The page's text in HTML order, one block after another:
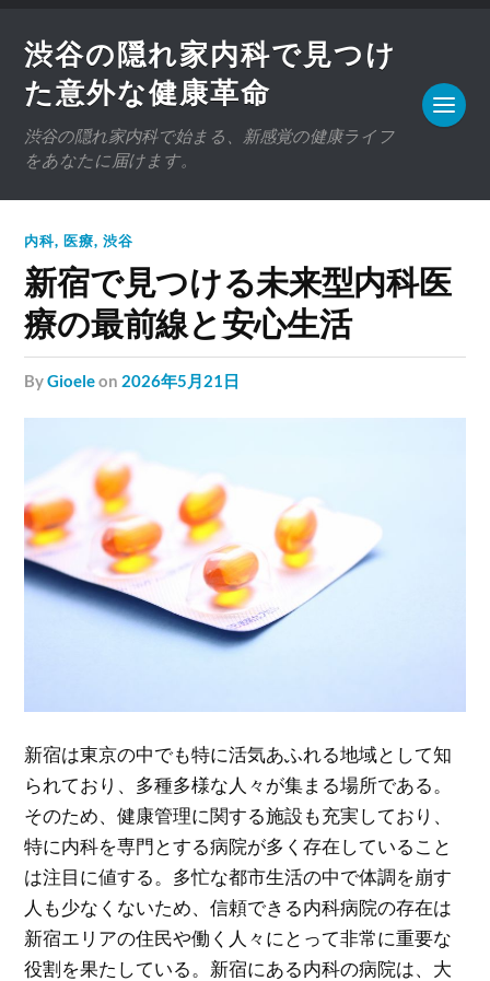
渋谷の隠れ家内科で見つけ
た意外な健康革命
渋谷の隠れ家内科で始まる、新感覚の健康ライフ
をあなたに届けます。
内科, 医療,渋谷
新宿で見つける未来型内科医
療の最前線と安心生活
byGioeleon 2026年5月21日
新宿は東京の中でも特に活気あふれる地域として知
られており、多種多様な人々が集まる場所である。
そのため、健康管理に関する施設も充実しており、
特に内科を専門とする病院が多く存在していること
は注目に値する。多忙な都市生活の中で体調を崩す
人も少なくないため、信頼できる内科病院の存在は
新宿エリアの住民や働く人々にとって非常に重要な
役割を果たしている。新宿にある内科の病院は、大